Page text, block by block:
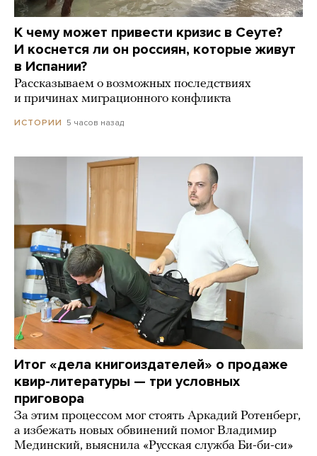
К чему может привести кризис в Сеуте?
И коснется ли он россиян, которые живут
в Испании?
Рассказываем о возможных последствиях
и причинах миграционного конфликта
ИСТОРИИ 5 часов назад
Итог «дела книгоиздателей» о продаже
квир-литературы — три условных
приговора
За этим процессом мог стоять Аркадий Ротенберг,
а избежать новых обвинений помог Владимир
Мединский, выяснила «Русская служба Би-би-си»